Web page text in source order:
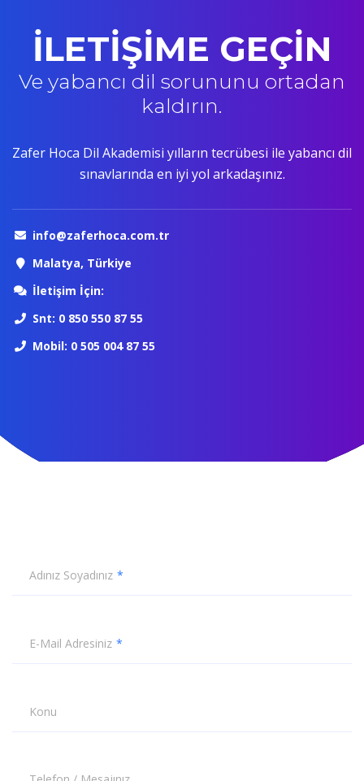
İLETİŞİME GEÇİN
Ve yabancı dil sorununu ortadan
kaldırın.
Zafer Hoca Dil Akademisi yılların tecrübesi ile yabancı dil
sınavlarında en iyi yol arkadaşınız.
info@zaferhoca.com.tr
Malatya, Türkiye
İletişim İçin:
Snt: 0 850 550 87 55
Mobil: 0 505 004 87 55
Adınız Soyadınız
E-Mail Adresiniz
Konu